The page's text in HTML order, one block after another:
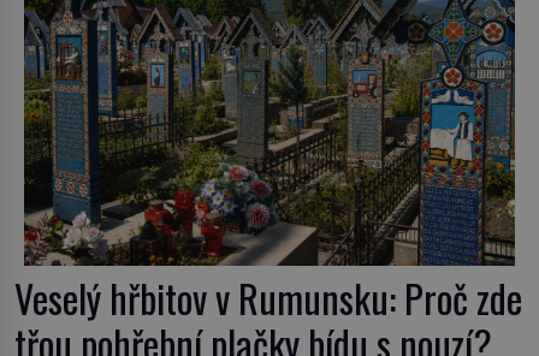
Veselý hřbitov v Rumunsku: Proč zde
třou pohřební plačky bídu s nouzí?